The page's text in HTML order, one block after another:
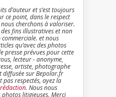
d’auteur et s’est toujours
ce point, dans le respect
cherchons à valoriser.
fins illustratives et non
et nous
qu’avec des photos
presse prévues pour cette
lecteur - anonyme,
artiste, photographe
diffusée sur Bepolar.fr
respectés, ayez la
rédaction. Nous nous
litigieuses. Merci